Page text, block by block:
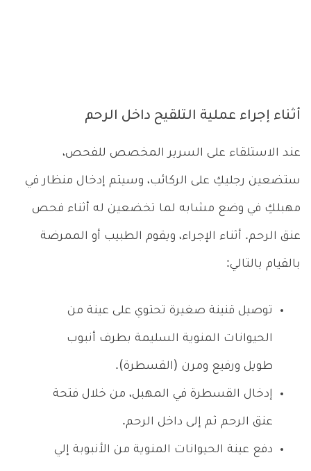
أثناء إجراء عملية التلقيح داخل الرحم
عند الاستلقاء على السرير المخصص للفحص،
ستضعين رجليكِ على الركائب، وسيتم إدخال منظار في
مهبلكِ في وضع مشابه لما تخضعين له أثناء فحص
عنق الرحم. أثناء الإجراء، ويقوم الطبيب أو الممرضة
بالقيام بالتالي:
توصيل قنينة صغيرة تحتوي على عينة من
الحيوانات المنوية السليمة بطرف أنبوب
طويل ورفيع ومرن (القسطرة).
إدخال القسطرة في المهبل، من خلال فتحة
عنق الرحم ثم إلى داخل الرحم.
دفع عينة الحيوانات المنوية من الأنبوبة إلي